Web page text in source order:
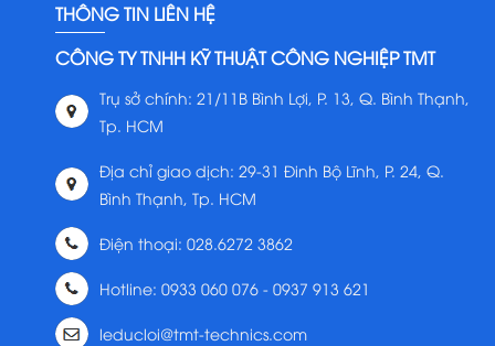
THÔNG TIN LIÊN HỆ
CÔNG TY TNHH KỸ THUẬT CÔNG NGHIỆP TMT
Trụ sở chính: 21/11B Bình Lợi, P. 13, Q. Bình Thạnh,
Tp. HCM
Địa chỉ giao dịch: 29-31 Đinh Bộ Lĩnh, P. 24, Q.
Bình Thạnh, Tp. HCM
Điện thoại: 028.6272 3862
Hotline: 0933 060 076 - 0937 913 621
leducloi@tmt-technics.com